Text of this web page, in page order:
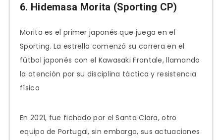
6. Hidemasa Morita (Sporting CP)
Morita es el primer japonés que juega en el
Sporting. La estrella comenzó su carrera en el
fútbol japonés con el Kawasaki Frontale, llamando
la atención por su disciplina táctica y resistencia
física
En 2021, fue fichado por el Santa Clara, otro
equipo de Portugal, sin embargo, sus actuaciones